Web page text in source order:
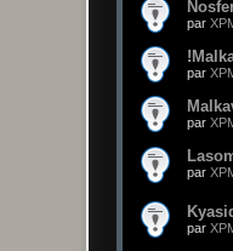
par
par
par
par
par